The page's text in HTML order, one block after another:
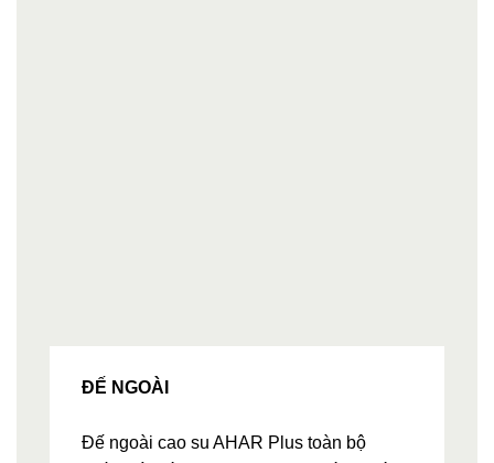
ĐẾ NGOÀI
Đế ngoài cao su AHAR Plus toàn bộ